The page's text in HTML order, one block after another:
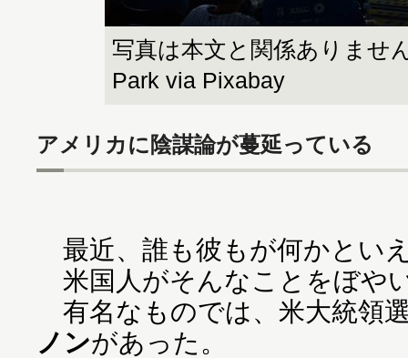
写真は本文と関係ありませ
Park via Pixabay
アメリカに陰謀論が蔓延っている
最近、誰も彼もが何かとい
米国人がそんなことをぼや
有名なものでは、米大統領
ノンがあった。